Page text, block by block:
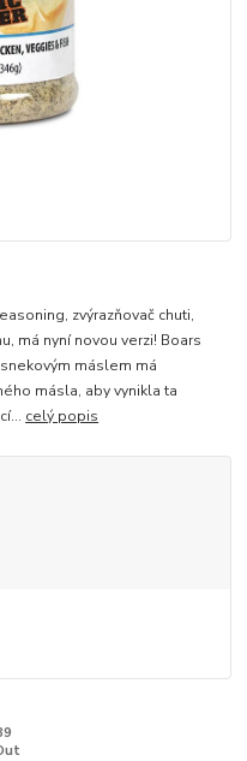
zvýrazňovač chuti,
má nyní novou verzi! Boars
máslem má
másla, aby vynikla ta
celý popis